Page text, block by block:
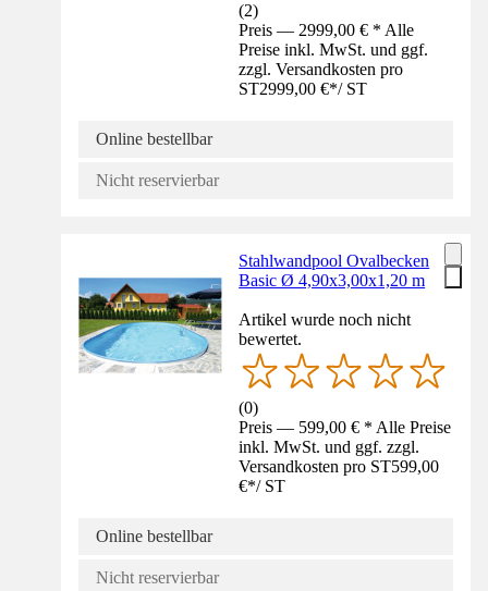
(2)
Preis — 2999,00 € * Alle
Preise inkl. MwSt. und ggf.
zzgl. Versandkosten pro
ST2999,00 €*/ ST
Online bestellbar
Nicht reservierbar
Stahlwandpool Ovalbecken
Basic Ø 4,90x3,00x1,20 m
Artikel wurde noch nicht
bewertet.
(0)
Preis — 599,00 € * Alle Preise
inkl. MwSt. und ggf. zzgl.
Versandkosten pro ST599,00
€*/ ST
Online bestellbar
Nicht reservierbar